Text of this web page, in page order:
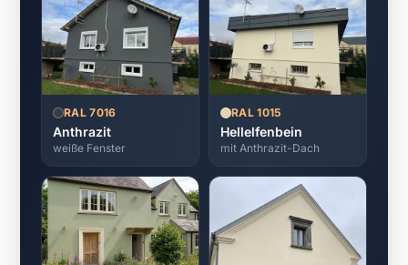
RAL 7016
Anthrazit
weiße Fenster
RAL 1015
Hellelfenbein
mit Anthrazit-Dach